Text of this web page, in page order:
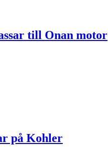
till Onan motor
på Kohler